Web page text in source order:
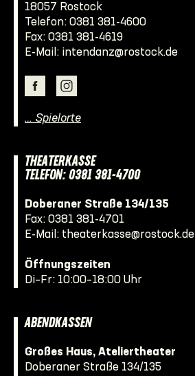
18057 Rostock
Telefon: 0381 381-4600
Fax: 0381 381-4619
E-Mail: intendanz@rostock.de
… Spielorte
THEATERKASSE
TELEFON: 0381 381-4700
Doberaner Straße 134/135
Fax: 0381 381-4701
E-Mail: theaterkasse@rostock.de
Öffnungszeiten
Di–Fr: 10:00–18:00 Uhr
ABENDKASSEN
Großes Haus, Ateliertheater
Doberaner Straße 134/135